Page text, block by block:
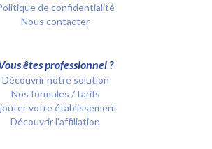
de confidentialité
Nous contacter
êtes professionnel ?
Découvrir notre solution
Nos formules / tarifs
votre établissement
Découvrir l'affiliation